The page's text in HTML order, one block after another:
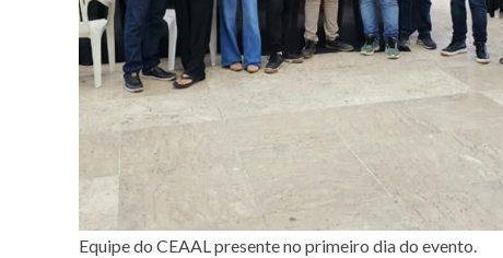
Equipe do CEAAL presente no primeiro dia do evento.